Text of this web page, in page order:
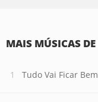
MAIS MÚSICAS
Tudo Vai Ficar Bem